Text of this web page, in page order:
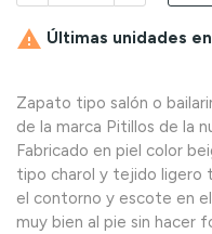
 Últimas unidades
Zapato tipo salón o
de la marca Pitillos de la
Fabricado en piel color
tipo charol y tejido ligero
el contorno y escote en
muy bien al pie sin hacer